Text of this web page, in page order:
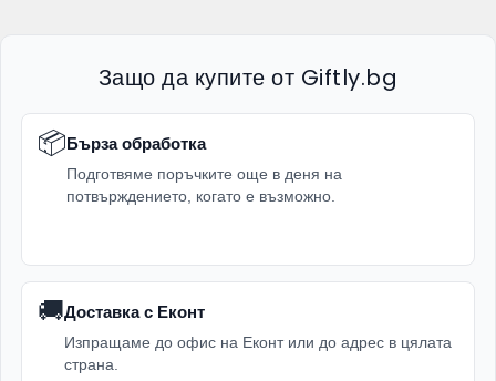
Защо да купите от Giftly.bg
📦Бърза обработка
Подготвяме поръчките още в деня на
потвърждението, когато е възможно.
🚚Доставка с Еконт
Изпращаме до офис на Еконт или до адрес в цялата
страна.